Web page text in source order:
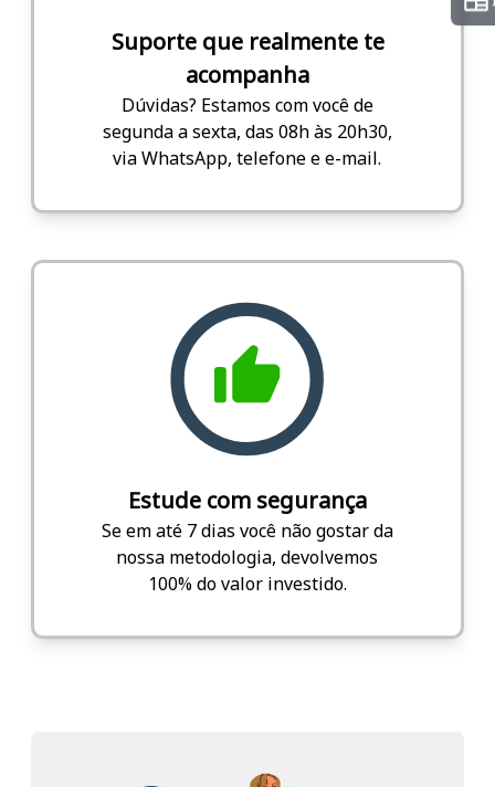
Suporte que realmente te
acompanha
Dúvidas? Estamos com você de
segunda a sexta, das 08h às 20h30,
via WhatsApp, telefone e e-mail.
Estude com segurança
Se em até 7 dias você não gostar da
nossa metodologia, devolvemos
100% do valor investido.